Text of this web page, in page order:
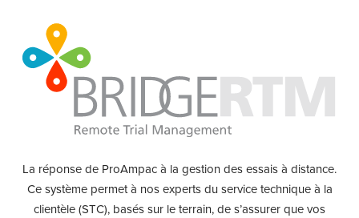
La réponse de ProAmpac à la gestion des essais à distance.
Ce système permet à nos experts du service technique à la
clientèle (STC), basés sur le terrain, de s’assurer que vos